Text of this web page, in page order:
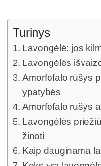
Turinys
Lavongėlė: jos
Lavongėlės
Amorfofalo rūšys
ypatybės
Amorfofalo rūšys
Lavongėlės
žinoti
Kaip dauginama